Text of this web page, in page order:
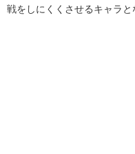
戦をしにくくさせるキャラと